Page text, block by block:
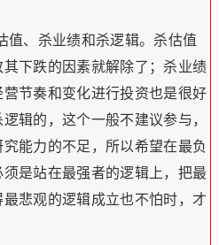
值、杀业绩和杀逻辑。杀估值
下跌的因素就解除了；杀业绩
节奏和变化进行投资也是很好
辑的，这个一般不建议参与，
能力的不足，所以希望在最负
是站在最强者的逻辑上，把最
悲观的逻辑成立也不怕时，才